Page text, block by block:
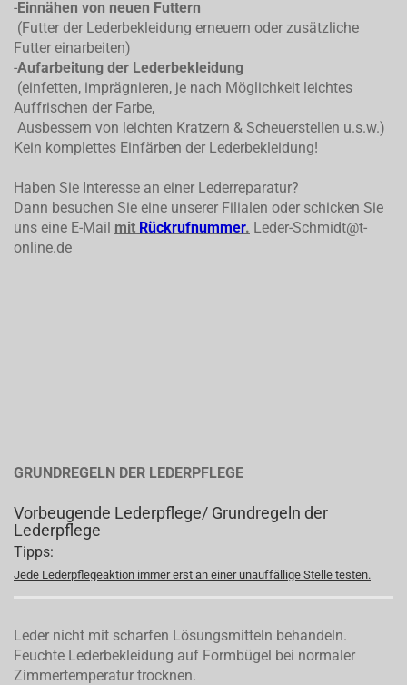
-Einnähen von neuen Futtern
(Futter der Lederbekleidung erneuern oder zusätzliche
Futter einarbeiten)
-Aufarbeitung der Lederbekleidung
(einfetten, imprägnieren, je nach Möglichkeit leichtes
Auffrischen der Farbe,
Ausbessern von leichten Kratzern & Scheuerstellen u.s.w.)
Kein komplettes Einfärben der Lederbekleidung!
Haben Sie Interesse an einer Lederreparatur?
Dann besuchen Sie eine unserer Filialen oder schicken Sie
uns eine E-Mail mit Rückrufnummer. Leder-Schmidt@t-
online.de
GRUNDREGELN DER LEDERPFLEGE
Vorbeugende Lederpflege/ Grundregeln der
Lederpflege
Tipps:
Jede Lederpflegeaktion immer erst an einer unauffällige Stelle testen.
Leder nicht mit scharfen Lösungsmitteln behandeln.
Feuchte Lederbekleidung auf Formbügel bei normaler
Zimmertemperatur trocknen.